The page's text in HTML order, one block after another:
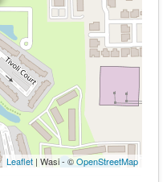
Leaflet | Wasi - ©OpenStreetMap